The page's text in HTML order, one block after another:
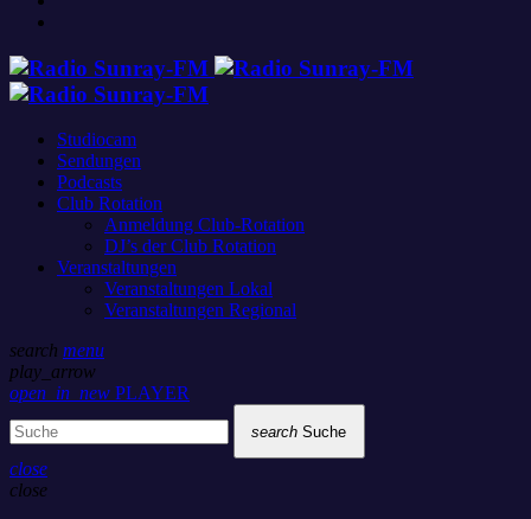
Studiocam
Sendungen
Podcasts
Club Rotation
Anmeldung Club-Rotation
DJ’s der Club Rotation
Veranstaltungen
Veranstaltungen Lokal
Veranstaltungen Regional
search menu
play_arrow
open_in_new PLAYER
search Suche
close
close